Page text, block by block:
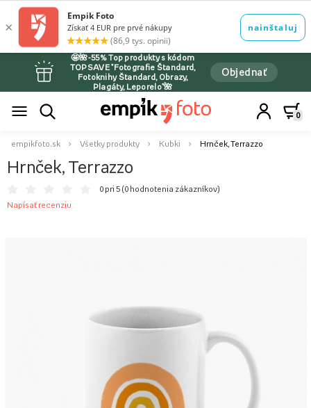
🤩🌺-55% Top produkty s kódom
TOPSAVE *Fotografie Štandard,
Fotoknihy Štandard, Obrazy,
Plagáty, Leporelo*🌺
Objednať
0
empikfoto.sk Všetky produkty Kubki Hrnček, Terrazzo
Hrnček, Terrazzo
0 pri 5 (0 hodnotenia zákazníkov)
Napísať recenziu